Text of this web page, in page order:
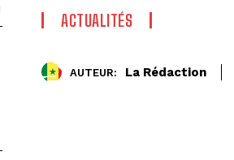
ACTUALITÉS
AUTEUR: La Rédaction